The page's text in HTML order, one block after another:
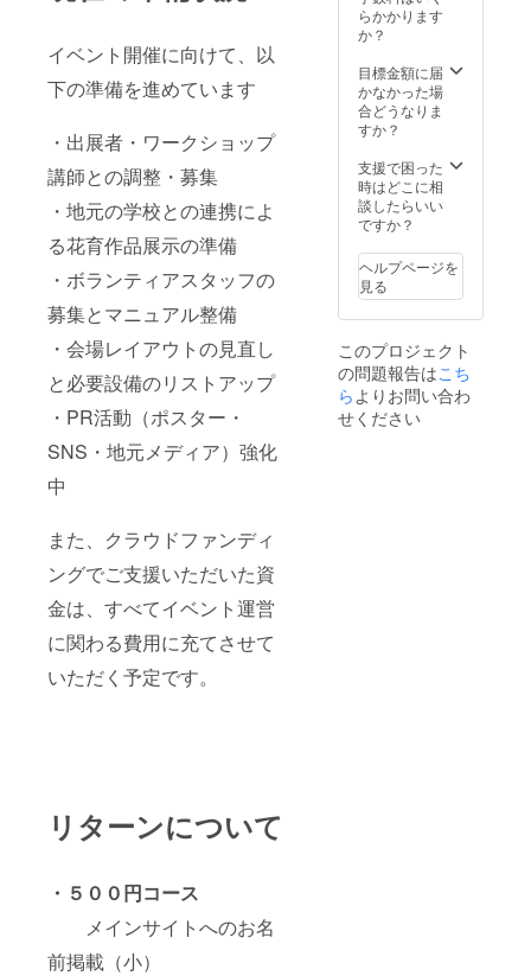
イベント開催に向けて、以
下の準備を進めています
・出展者・ワークショップ
講師との調整・募集
・地元の学校との連携によ
る花育作品展示の準備
・ボランティアスタッフの
募集とマニュアル整備
・会場レイアウトの見直し
と必要設備のリストアップ
・PR活動（ポスター・
SNS・地元メディア）強化
中
また、クラウドファンディ
ングでご支援いただいた資
金は、すべてイベント運営
に関わる費用に充てさせて
いただく予定です。
リターンについて
・５００円コース
メインサイトへのお名
前掲載（小）
（15文
字ま
動画作
成のた
め、画
像を5
点、ご
提供い
ただき
ます。
らかかります
か？
目標金額に届
かなかった場
合どうなりま
すか？
支援で困った
時はどこに相
談したらいい
ですか？
ヘルプページを
見る
このプロジェクト
の問題報告はこち
ら よりお問い合わ
せください